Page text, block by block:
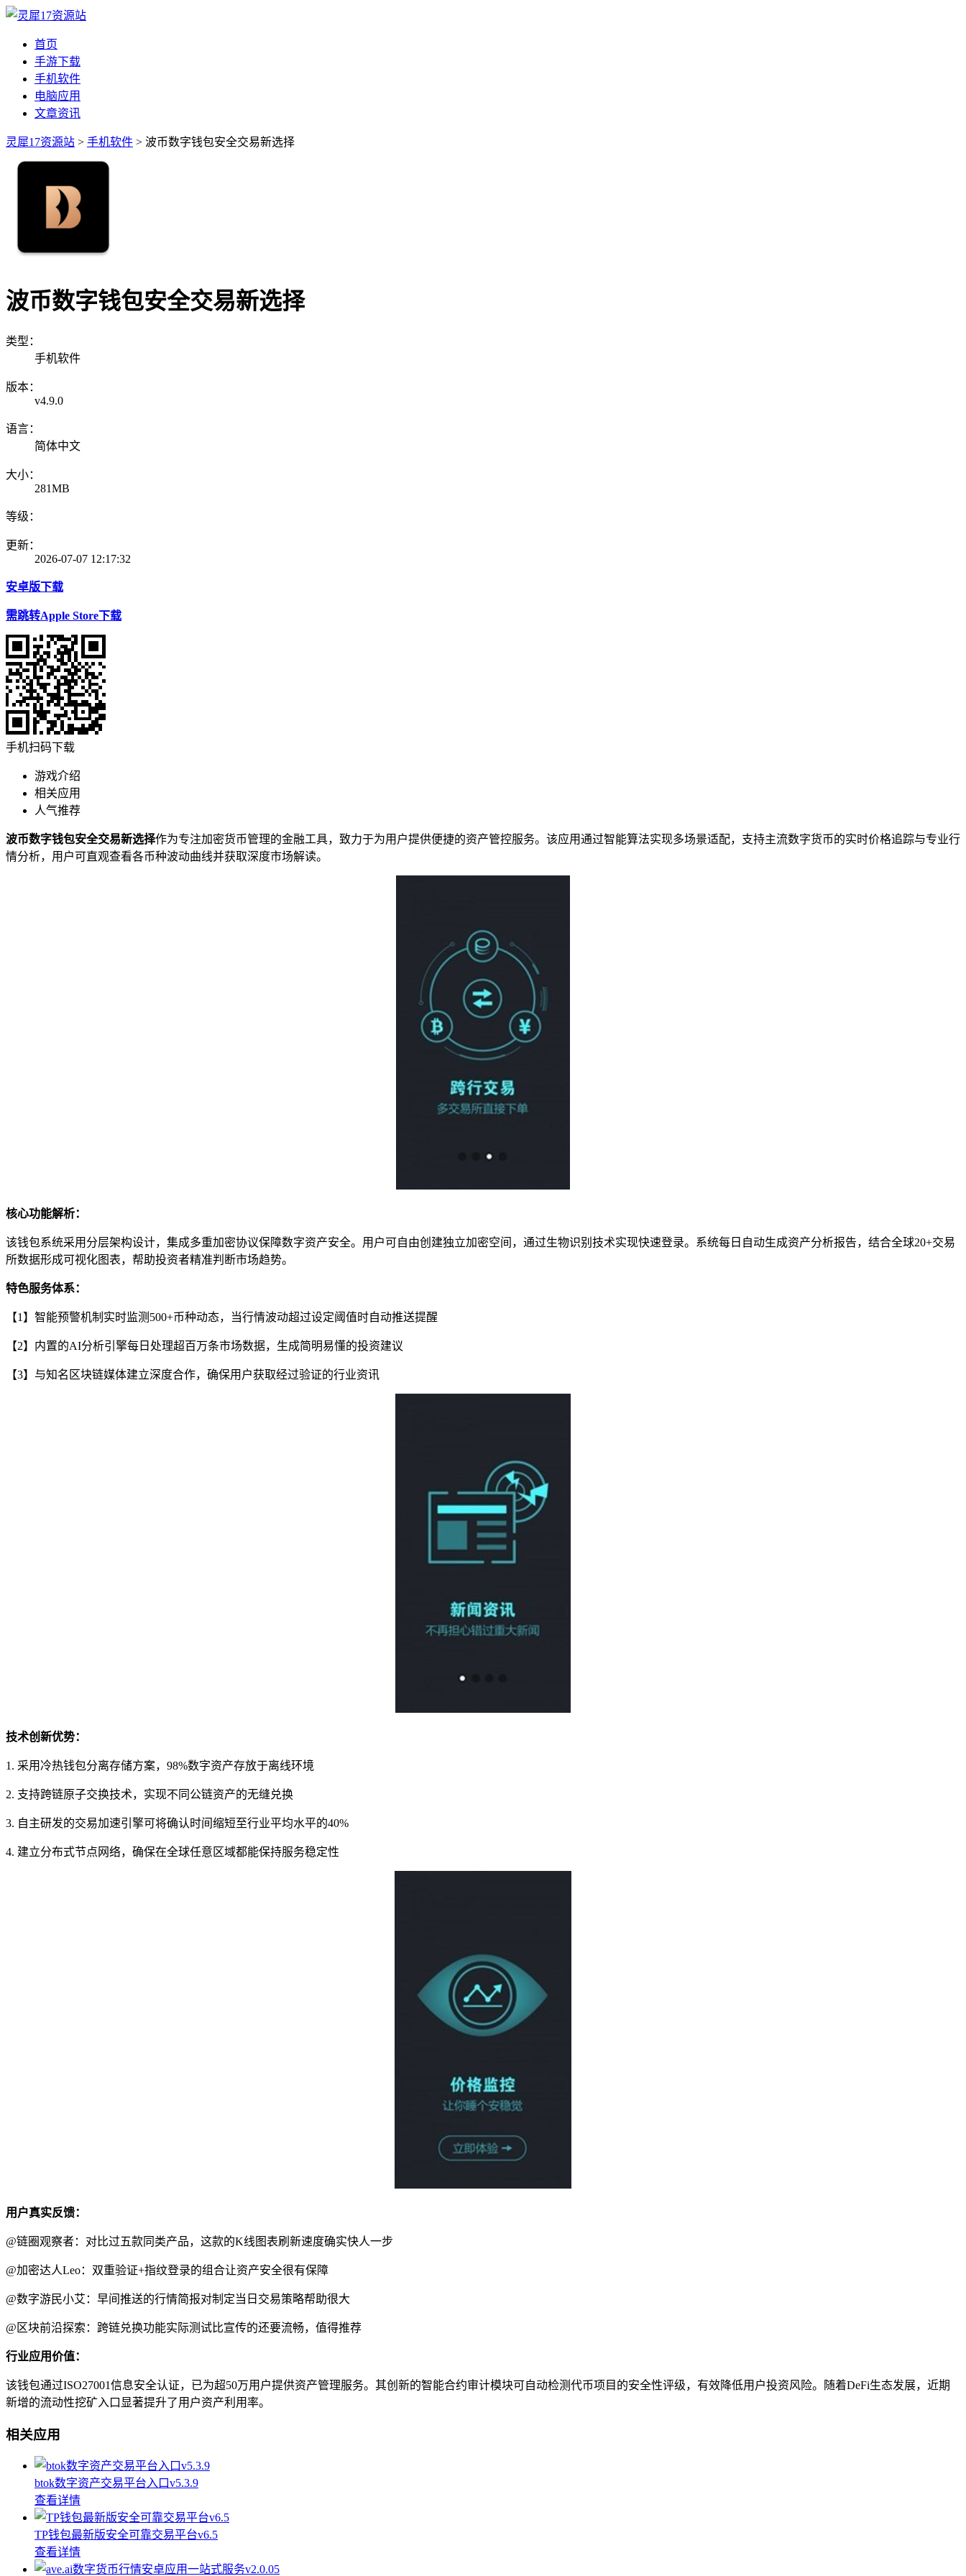
首页
手游下载
手机软件
电脑应用
文章资讯
灵犀17资源站 > 手机软件 > 波币数字钱包安全交易新选择
波币数字钱包安全交易新选择
类型：
手机软件
版本：
v4.9.0
语言：
简体中文
大小：
281MB
等级：
更新：
2026-07-07 12:17:32
安卓版下载
需跳转Apple Store下载
手机扫码下载
游戏介绍
相关应用
人气推荐
波币数字钱包安全交易新选择作为专注加密货币管理的金融工具，致力于为用户提供便捷的资产管控服务。该应用通过智能算法实现多场景适配，支持主流数字货币的实时价格追踪与专业行
情分析，用户可直观查看各币种波动曲线并获取深度市场解读。
核心功能解析：
该钱包系统采用分层架构设计，集成多重加密协议保障数字资产安全。用户可自由创建独立加密空间，通过生物识别技术实现快速登录。系统每日自动生成资产分析报告，结合全球20+交易
所数据形成可视化图表，帮助投资者精准判断市场趋势。
特色服务体系：
【1】智能预警机制实时监测500+币种动态，当行情波动超过设定阈值时自动推送提醒
【2】内置的AI分析引擎每日处理超百万条市场数据，生成简明易懂的投资建议
【3】与知名区块链媒体建立深度合作，确保用户获取经过验证的行业资讯
技术创新优势：
1. 采用冷热钱包分离存储方案，98%数字资产存放于离线环境
2. 支持跨链原子交换技术，实现不同公链资产的无缝兑换
3. 自主研发的交易加速引擎可将确认时间缩短至行业平均水平的40%
4. 建立分布式节点网络，确保在全球任意区域都能保持服务稳定性
用户真实反馈：
@链圈观察者：对比过五款同类产品，这款的K线图表刷新速度确实快人一步
@加密达人Leo：双重验证+指纹登录的组合让资产安全很有保障
@数字游民小艾：早间推送的行情简报对制定当日交易策略帮助很大
@区块前沿探索：跨链兑换功能实际测试比宣传的还要流畅，值得推荐
行业应用价值：
该钱包通过ISO27001信息安全认证，已为超50万用户提供资产管理服务。其创新的智能合约审计模块可自动检测代币项目的安全性评级，有效降低用户投资风险。随着DeFi生态发展，近期
新增的流动性挖矿入口显著提升了用户资产利用率。
相关应用
btok数字资产交易平台入口v5.3.9
查看详情
TP钱包最新版安全可靠交易平台v6.5
查看详情